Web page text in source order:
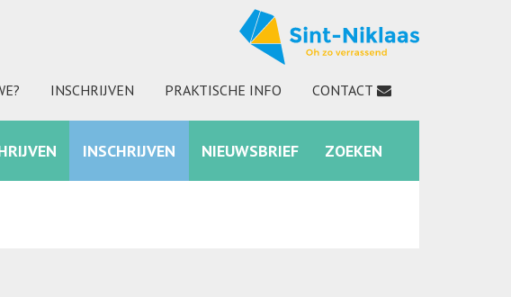
INSCHRIJVEN PRAKTISCHE INFO CONTACT
FACEBOOK INSTAGRAM ZOEKEN
INSCHRIJVEN NIEUWSBRIEF ZOEKEN